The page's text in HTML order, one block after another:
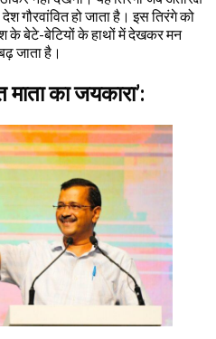
गौरवांवित हो जाता है। इस तिरंगे को
के बेटे-बेटियों के हाथों में देखकर मन
जाता है।
का जयकारा’: